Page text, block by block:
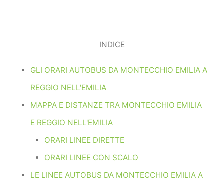
INDICE
GLI ORARI AUTOBUS DA MONTECCHIO EMILIA A
REGGIO NELL'EMILIA
MAPPA E DISTANZE TRA MONTECCHIO EMILIA
E REGGIO NELL'EMILIA
ORARI LINEE DIRETTE
ORARI LINEE CON SCALO
LE LINEE AUTOBUS DA MONTECCHIO EMILIA A